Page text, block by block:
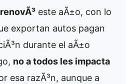
este aÃ±o, con lo
exportan autos pagan
durante el aÃ±o
no a todos les impacta
esa razÃ³n, aunque a